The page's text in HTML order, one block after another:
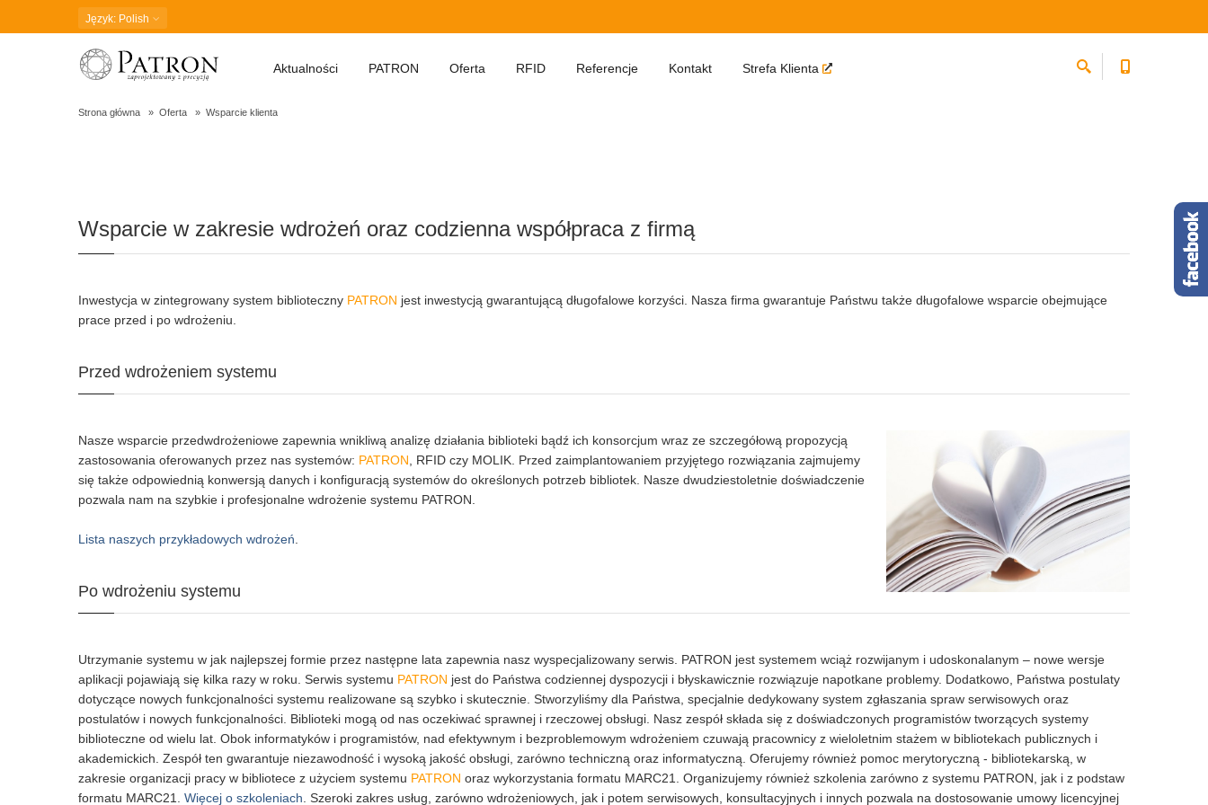
Język: Polish
Aktualności PATRON Oferta RFID Referencje Kontakt Strefa Klienta
Strona główna Oferta Wsparcie klienta
Wsparcie w zakresie wdrożeń oraz codzienna współpraca z firmą
Inwestycja w zintegrowany system biblioteczny PATRON jest inwestycją gwarantującą długofalowe korzyści. Nasza firma gwarantuje Państwu także długofalowe wsparcie obejmujące
prace przed i po wdrożeniu.
Przed wdrożeniem systemu
Nasze wsparcie przedwdrożeniowe zapewnia wnikliwą analizę działania biblioteki bądź ich konsorcjum wraz ze szczegółową propozycją
zastosowania oferowanych przez nas systemów: PATRON , RFID czy MOLIK. Przed zaimplantowaniem przyjętego rozwiązania zajmujemy
się także odpowiednią konwersją danych i konfiguracją systemów do określonych potrzeb bibliotek. Nasze dwudziestoletnie doświadczenie
pozwala nam na szybkie i profesjonalne wdrożenie systemu PATRON.
Lista naszych przykładowych wdrożeń
Po wdrożeniu systemu
Utrzymanie systemu w jak najlepszej formie przez następne lata zapewnia nasz wyspecjalizowany serwis. PATRON jest systemem wciąż rozwijanym i udoskonalanym – nowe wersje
aplikacji pojawiają się kilka razy w roku. Serwis systemu PATRON jest do Państwa codziennej dyspozycji i błyskawicznie rozwiązuje napotkane problemy. Dodatkowo, Państwa postulaty
dotyczące nowych funkcjonalności systemu realizowane są szybko i skutecznie. Stworzyliśmy dla Państwa, specjalnie dedykowany system zgłaszania spraw serwisowych oraz
postulatów i nowych funkcjonalności. Biblioteki mogą od nas oczekiwać sprawnej i rzeczowej obsługi. Nasz zespół składa się z doświadczonych programistów tworzących systemy
biblioteczne od wielu lat. Obok informatyków i programistów, nad efektywnym i bezproblemowym wdrożeniem czuwają pracownicy z wieloletnim stażem w bibliotekach publicznych i
akademickich. Zespół ten gwarantuje niezawodność i wysoką jakość obsługi, zarówno techniczną oraz informatyczną. Oferujemy również pomoc merytoryczną - bibliotekarską, w
zakresie organizacji pracy w bibliotece z użyciem systemu PATRON oraz wykorzystania formatu MARC21. Organizujemy również szkolenia zarówno z systemu PATRON, jak i z podstaw
formatu MARC21. Więcej o szkoleniach . Szeroki zakres usług, zarówno wdrożeniowych, jak i potem serwisowych, konsultacyjnych i innych pozwala na dostosowanie umowy licencyjnej